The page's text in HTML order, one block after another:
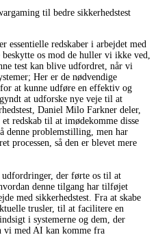
til bedre sikkerhedstest
essentielle redskaber i arbejdet med
os mod de huller vi ikke ved,
test kan blive udfordret, når vi
Her er de nødvendige
at kunne udføre en effektiv og
at udforske nye veje til at
Daniel Milo Farkner deler,
redskab til at imødekomme disse
denne problemstilling, men har
processen, så den er blevet mere
der førte os til at
denne tilgang har tilføjet
med sikkerhedstest. Fra at skabe
trusler, til at facilitere en
i systemerne og dem, der
vi med AI kan komme fra